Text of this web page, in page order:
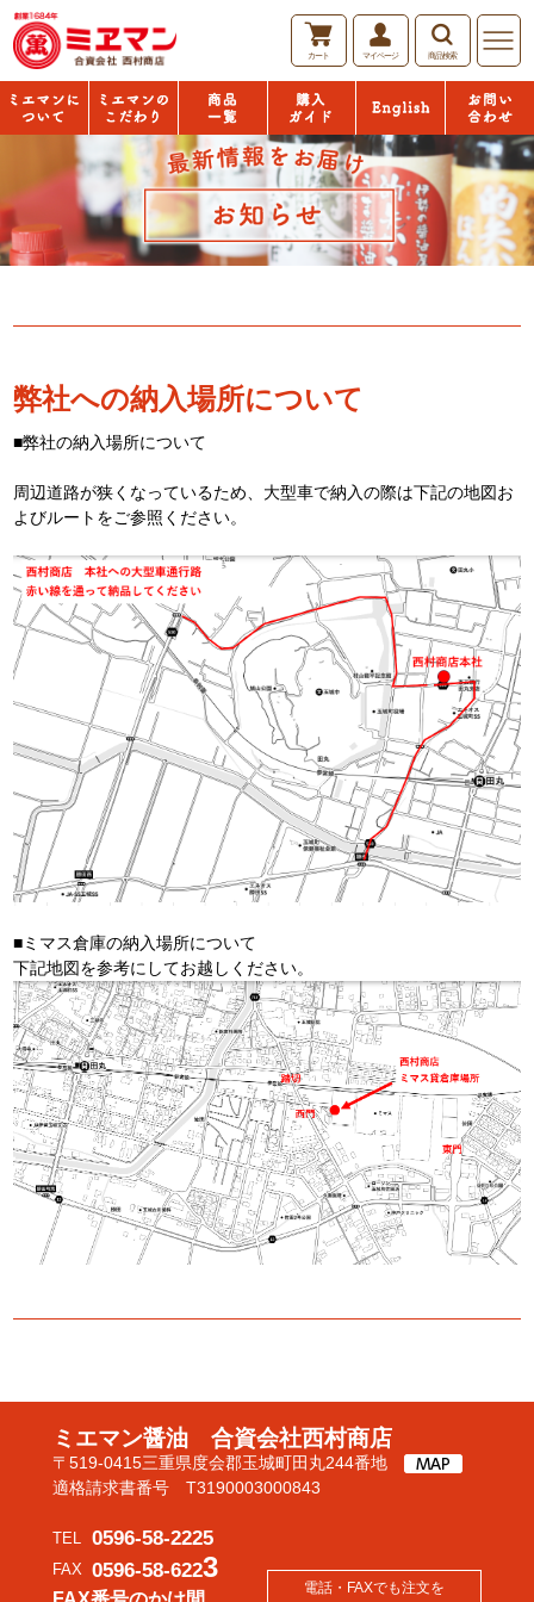
カート マイページ 商品検索
ミエマン
について
「おいし
い」の秘
密
商品一覧
購入ガイ
ド
English
お問い合
わせ
弊社への納入場所について
■弊社の納入場所について
周辺道路が狭くなっているため、大型車で納入の際は下記の地図お
よびルートをご参照ください。
■ミマス倉庫の納入場所について
下記地図を参考にしてお越しください。
ミエマン醤油 合資会社西村商店
〒519-0415三重県度会郡玉城町田丸244番地
適格請求書番号 T3190003000843
TEL 0596-58-2225
FAX 0596-58-6223
電話・FAXでも注文を